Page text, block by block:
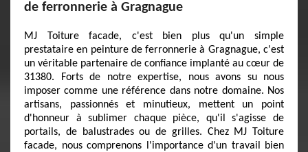
de ferronnerie à Gragnague
MJ Toiture facade, c'est bien plus qu'un simple
prestataire en peinture de ferronnerie à Gragnague, c'est
un véritable partenaire de confiance implanté au cœur de
31380. Forts de notre expertise, nous avons su nous
imposer comme une référence dans notre domaine. Nos
artisans, passionnés et minutieux, mettent un point
d'honneur à sublimer chaque pièce, qu'il s'agisse de
portails, de balustrades ou de grilles. Chez MJ Toiture
facade, nous comprenons l'importance d'un travail bien